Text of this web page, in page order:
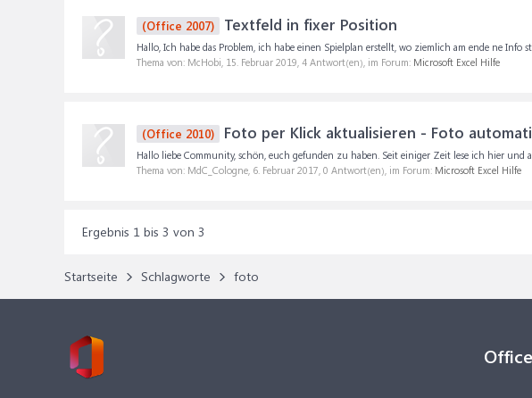
(Office 2007) Textfeld in fixer Position
Hallo, Ich habe das Problem, ich habe einen Spielplan erstellt, wo ziemlich am ende ne Info
Thema von: McHobi, 15. Februar 2019, 4 Antwort(en), im Forum: Microsoft Excel Hilfe
(Office 2010) Foto per Klick aktualisieren - Foto
Hallo liebe Community, schön, euch gefunden zu haben. Seit einiger Zeit lese ich hier und
Thema von: MdC_Cologne, 6. Februar 2017, 0 Antwort(en), im Forum: Microsoft Excel Hilfe
Ergebnis 1 bis 3 von 3
Startseite Schlagworte foto